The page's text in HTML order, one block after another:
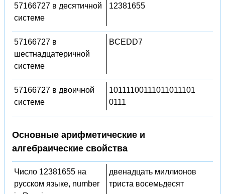
57166727 в десятичной
системе
12381655
57166727 в
шестнадцатеричной
системе
BCEDD7
57166727 в двоичной
системе
10111100111011011101
0111
Основные арифметические и
алгебраические свойства
Число 12381655 на
русском языке, number
двенадцать миллионов
триста восемьдесят